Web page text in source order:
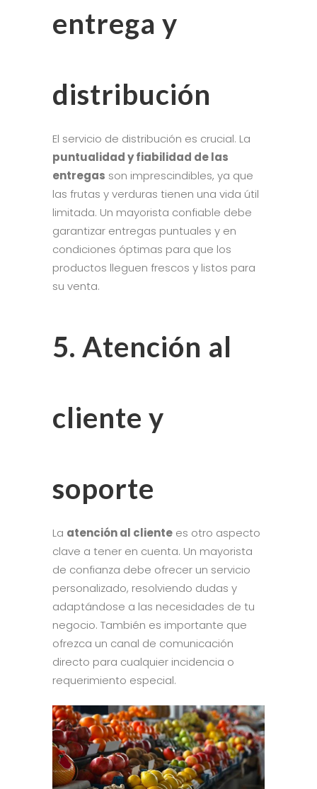
entrega y
distribución
El servicio de distribución es crucial. La
puntualidad y fiabilidad de las
entregas son imprescindibles, ya que
las frutas y verduras tienen una vida útil
limitada. Un mayorista confiable debe
garantizar entregas puntuales y en
condiciones óptimas para que los
productos lleguen frescos y listos para
su venta.
5. Atención al
cliente y
soporte
La atención al cliente es otro aspecto
clave a tener en cuenta. Un mayorista
de confianza debe ofrecer un servicio
personalizado, resolviendo dudas y
adaptándose a las necesidades de tu
negocio. También es importante que
ofrezca un canal de comunicación
directo para cualquier incidencia o
requerimiento especial.